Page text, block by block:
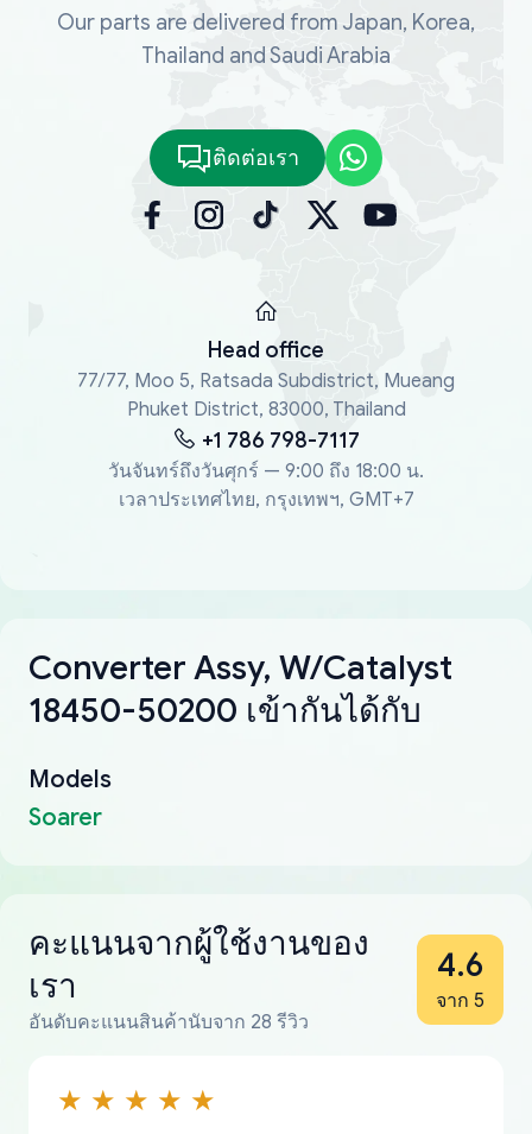
Our parts are delivered from Japan, Korea,
Thailand and Saudi Arabia
ติดต่อเรา
Head office
77/77, Moo 5, Ratsada Subdistrict, Mueang
Phuket District, 83000, Thailand
+1 786 798-7117
วันจันทร์ถึงวันศุกร์ — 9:00 ถึง 18:00 น.
เวลาประเทศไทย, กรุงเทพฯ, GMT+7
Converter Assy, W/Catalyst
18450-50200 เข้ากันได้กับ
Models
Soarer
คะแนนจากผู้ใช้งานของ
เรา
อันดับคะแนนสินค้านับจาก 28 รีวิว
4.6
จาก 5